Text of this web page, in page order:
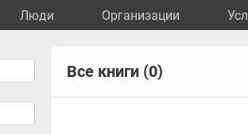
Люди Организации
Все книги (0)